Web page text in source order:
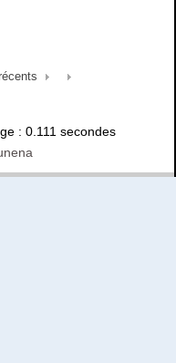
: 0.111 secondes